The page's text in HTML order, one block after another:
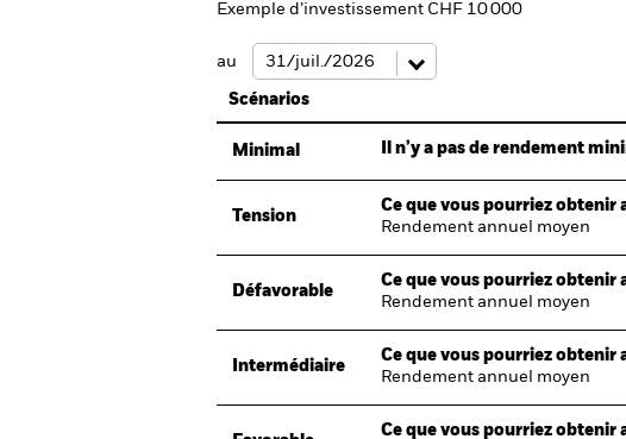
Exemple d’investissement CHF 10 000
au
Scénarios
Minimal Il n’y a pas de rendement
Tension
Ce que vous pourriez obtenir
Rendement annuel moyen
Défavorable
Ce que vous pourriez obtenir
Rendement annuel moyen
Intermédiaire
Ce que vous pourriez obtenir
Rendement annuel moyen
Ce que vous pourriez obtenir